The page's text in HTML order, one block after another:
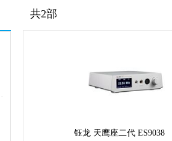
共2部
钰龙 天鹰座二代 ES9038